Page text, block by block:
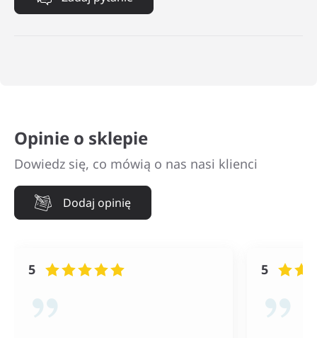
Opinie o sklepie
Dowiedz się, co mówią o nas nasi klienci
Dodaj opinię
5 5